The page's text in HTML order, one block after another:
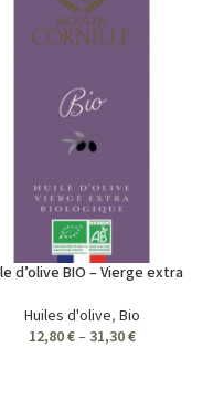
d’olive BIO – Vierge extra
Huiles d'olive, Bio
12,80€– 31,30€